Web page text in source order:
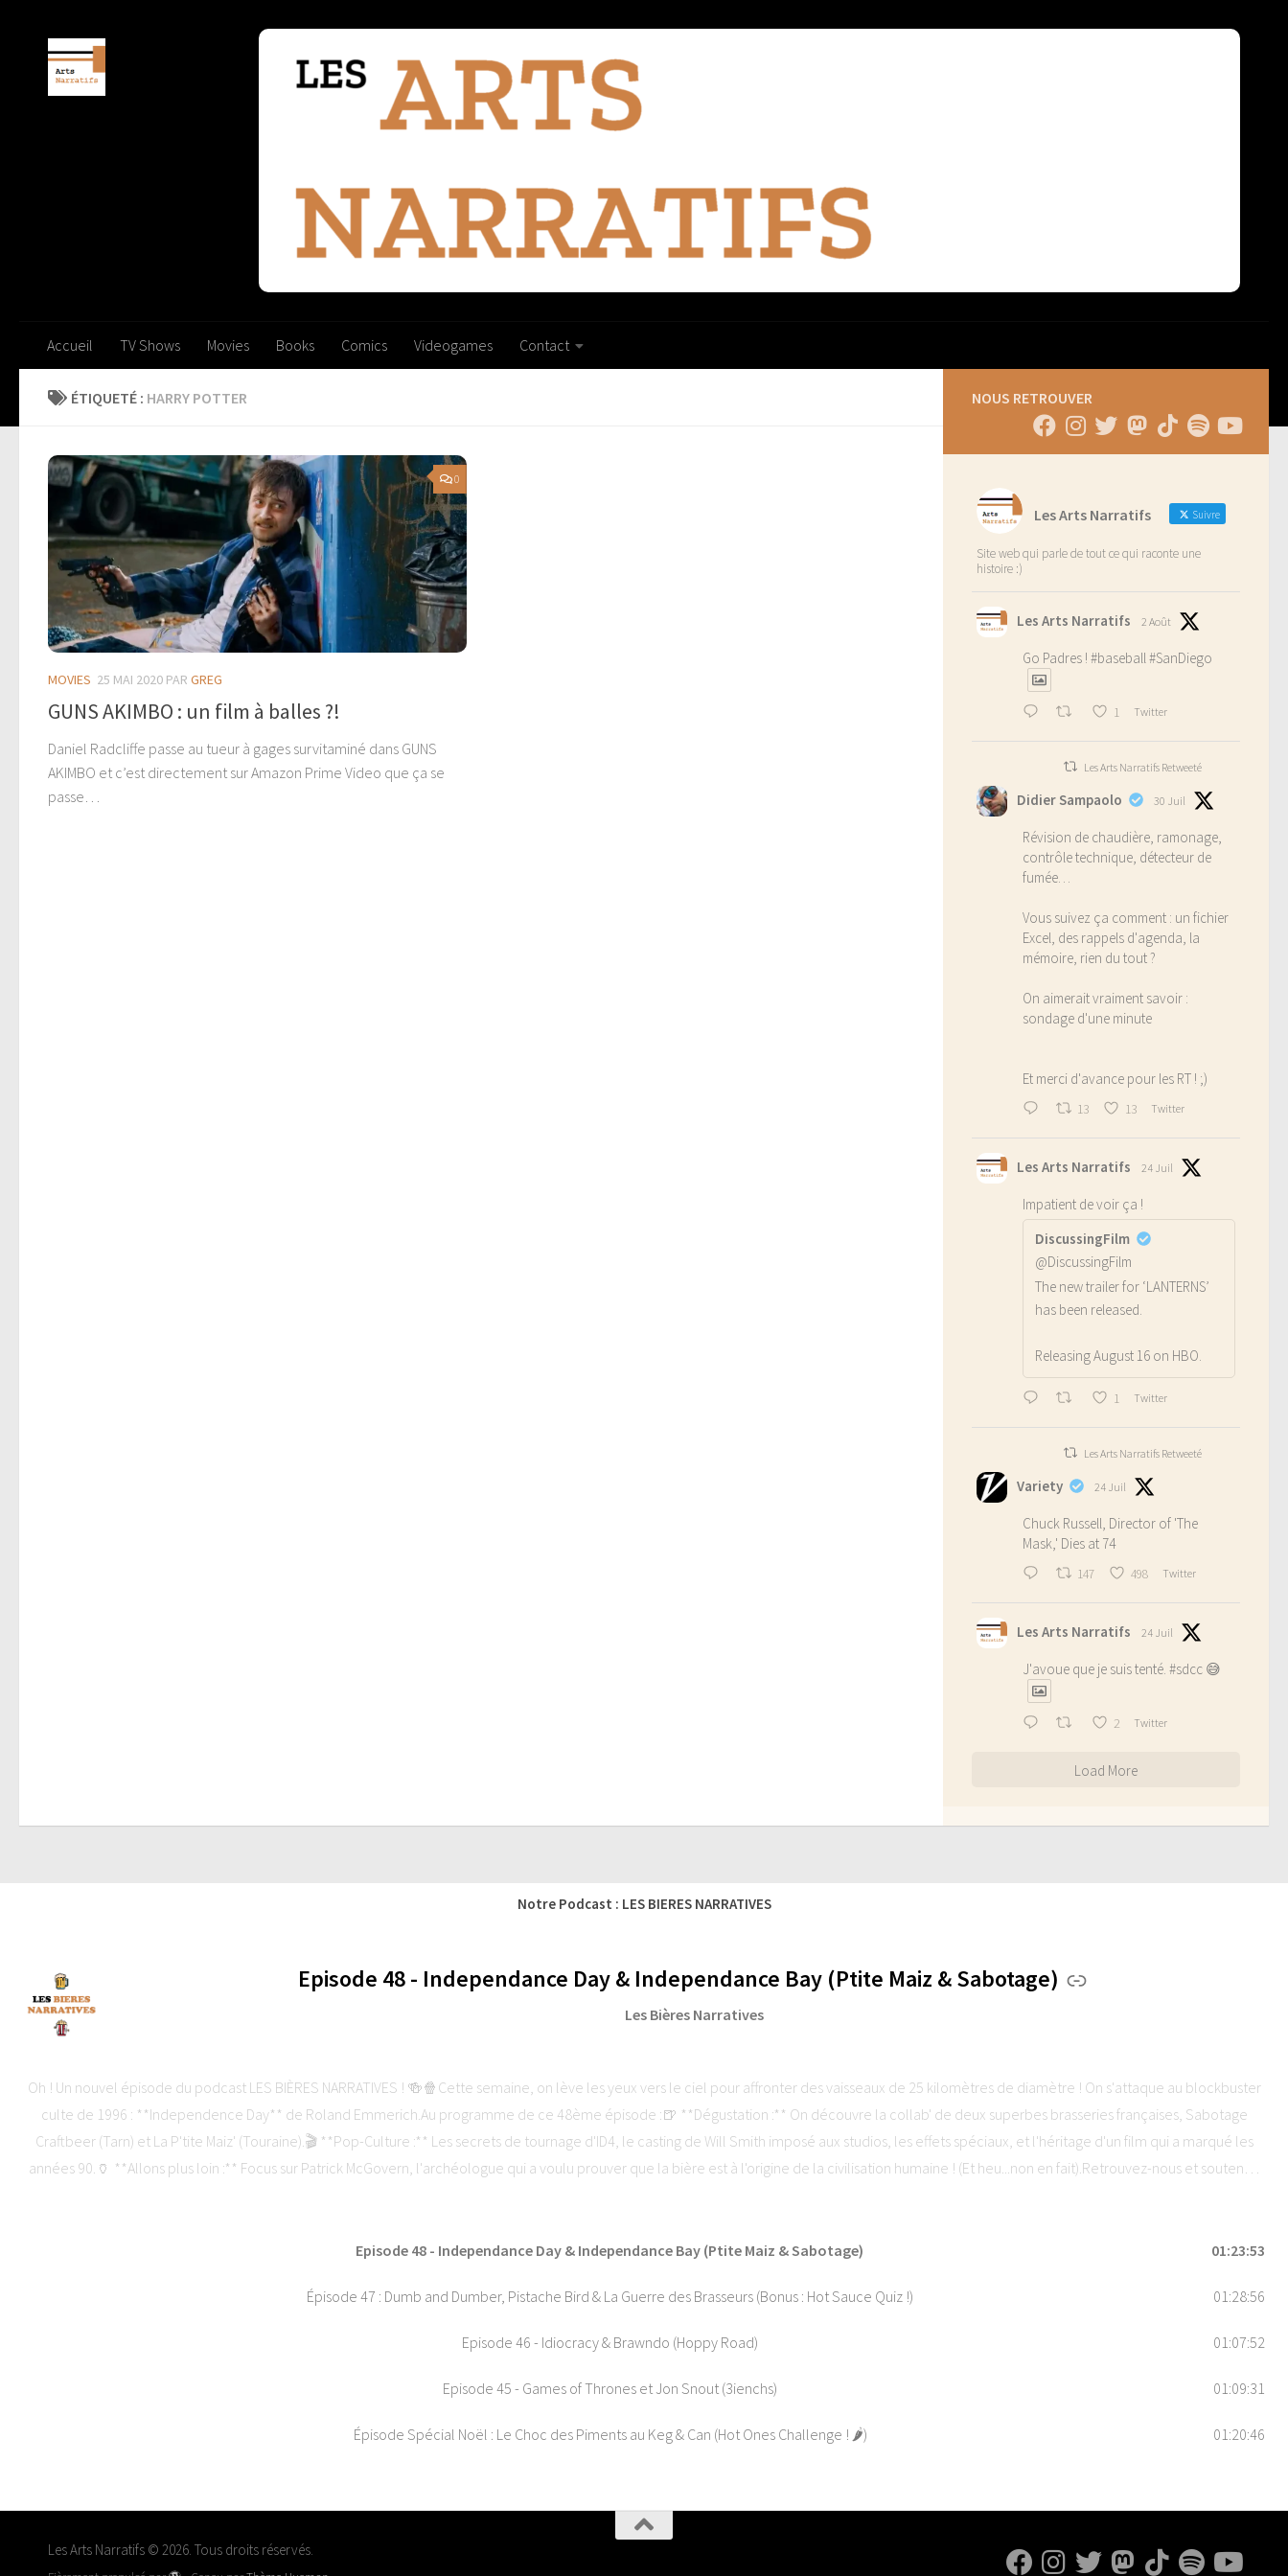
Accueil TV Shows Movies Books Comics Videogames Contact
ÉTIQUETÉ : HARRY POTTER
0
MOVIES 25 MAI 2020 PAR GREG
GUNS AKIMBO : un film à balles ?!
Daniel Radcliffe passe au tueur à gages survitaminé dans GUNS
AKIMBO et c’est directement sur Amazon Prime Video que ça se
passe…
NOUS RETROUVER
Les Arts Narratifs Suivre
Site web qui parle de tout ce qui raconte une
histoire :)
Les Arts Narratifs 2 Août
Go Padres ! #baseball#SanDiego
1 Twitter
Les Arts Narratifs Retweeté
Didier Sampaolo 30 Juil
Révision de chaudière, ramonage,
contrôle technique, détecteur de
fumée…
Vous suivez ça comment : un fichier
Excel, des rappels d'agenda, la
mémoire, rien du tout ?
On aimerait vraiment savoir :
sondage d'une minute
Et merci d'avance pour les RT ! ;)
13 13 Twitter
Les Arts Narratifs 24 Juil
Impatient de voir ça !
DiscussingFilm
@DiscussingFilm
The new trailer for ‘LANTERNS’
has been released.
Releasing August 16 on HBO.
1 Twitter
Les Arts Narratifs Retweeté
Variety 24 Juil
Chuck Russell, Director of 'The
Mask,' Dies at 74
147 498 Twitter
Les Arts Narratifs 24 Juil
J'avoue que je suis tenté. #sdcc 😅
2 Twitter
Load More
Notre Podcast : LES BIERES NARRATIVES
Episode 48 - Independance Day & Independance Bay (Ptite Maiz & Sabotage)
Les Bières Narratives
Oh ! Un nouvel épisode du podcast LES BIÈRES NARRATIVES ! 🍻🍿Cette semaine, on lève les yeux vers le ciel pour affronter des vaisseaux de 25 kilomètres de diamètre ! On s'attaque au blockbuster
culte de 1996 : **Independence Day** de Roland Emmerich.Au programme de ce 48ème épisode :🍺 **Dégustation :** On découvre la collab' de deux superbes brasseries françaises, Sabotage
Craftbeer (Tarn) et La P'tite Maiz' (Touraine).🎬 **Pop-Culture :** Les secrets de tournage d'ID4, le casting de Will Smith imposé aux studios, les effets spéciaux, et l'héritage d'un film qui a marqué les
années 90.🏺 **Allons plus loin :** Focus sur Patrick McGovern, l'archéologue qui a voulu prouver que la bière est à l'origine de la civilisation humaine ! (Et heu...non en fait).Retrouvez-nous et soutenez
Episode 48 - Independance Day & Independance Bay (Ptite Maiz & Sabotage)
01:23:53
Épisode 47 : Dumb and Dumber, Pistache Bird & La Guerre des Brasseurs (Bonus : Hot Sauce Quiz !) 01:28:56
Episode 46 - Idiocracy & Brawndo (Hoppy Road) 01:07:52
Episode 45 - Games of Thrones et Jon Snout (3ienchs) 01:09:31
Épisode Spécial Noël : Le Choc des Piments au Keg & Can (Hot Ones Challenge ! 🌶️) 01:20:46
Les Arts Narratifs © 2026. Tous droits réservés.